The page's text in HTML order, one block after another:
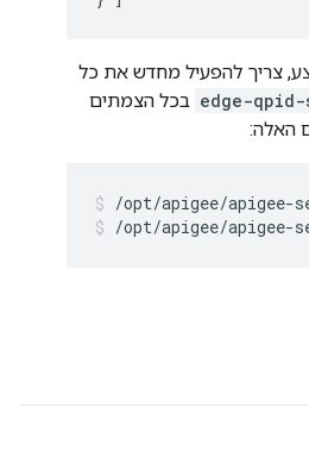
צריך להפעיל מחדש את כל
edge- בכל הצמתים
האלה:
/opt/apigee/apigee-
/opt/apigee/apigee-